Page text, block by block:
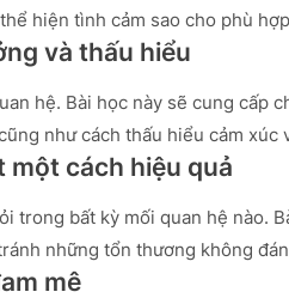
hiện tình cảm sao cho phù
và thấu hiểu
hệ. Bài học này sẽ cung cấp
như cách thấu hiểu cảm xúc
một cách hiệu quả
trong bất kỳ mối quan hệ nào.
những tổn thương không
mê